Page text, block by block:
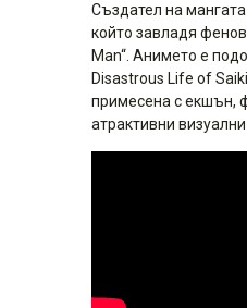
Създател на
който завладя
Man“. Анимето е
Disastrous Life of
примесена с екшън,
атрактивни